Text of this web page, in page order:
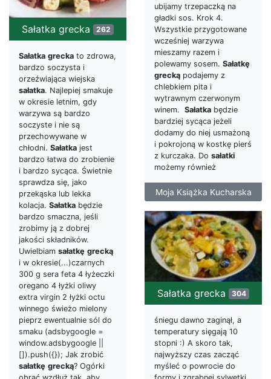
ubijamy trzepaczką na
gładki sos. Krok 4.
Wszystkie przygotowane
wcześniej warzywa
mieszamy razem i
polewamy sosem. Sałatkę
grecką podajemy z
chlebkiem pita i
wytrawnym czerwonym
winem. Sałatka będzie
bardziej sycąca jeżeli
dodamy do niej usmażoną
i pokrojoną w kostkę pierś
z kurczaka. Do sałatki
możemy również
Moja Książka Kucharska
Sałatka grecka 262
Sałatka grecka to zdrowa,
bardzo soczysta i
orzeźwiająca wiejska
sałatka. Najlepiej smakuje
w okresie letnim, gdy
warzywa są bardzo
soczyste i nie są
przechowywane w
chłodni. Sałatka jest
bardzo łatwa do zrobienie
i bardzo sycąca. Świetnie
sprawdza się, jako
przekąska lub lekka
kolacja. Sałatka będzie
bardzo smaczna, jeśli
zrobimy ją z dobrej
jakości składników.
Uwielbiam sałatkę grecką
i w okresie(...)czarnych
300 g sera feta 4 łyżeczki
oregano 4 łyżki oliwy
extra virgin 2 łyżki octu
winnego świeżo mielony
pieprz ewentualnie sól do
smaku (adsbygoogle =
window.adsbygoogle ||
[]).push({}); Jak zrobić
sałatkę grecką? Ogórki
Sałatka grecka 304
śniegu dawno zaginął, a
temperatury sięgają 10
stopni :) A skoro tak,
najwyższy czas zacząć
myśleć o powrocie do